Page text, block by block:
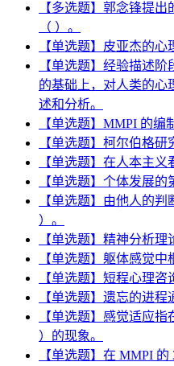
【多选题】郭念锋提
（ ）。
【单选题】皮亚杰的心
【单选题】经验描述阶
的基础上，对人类的心
述和分析。
【单选题】MMPI 的编
【单选题】柯尔伯格研
【单选题】在人本主义
【单选题】个体发展的
【单选题】由他人的
）。
【单选题】精神分析理
【单选题】躯体感觉中
【单选题】短程心理咨
【单选题】遗忘的进程
【单选题】感觉适应
）的现象。
【单选题】在 MMPI